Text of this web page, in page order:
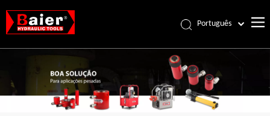
Português
Français
العربية
English